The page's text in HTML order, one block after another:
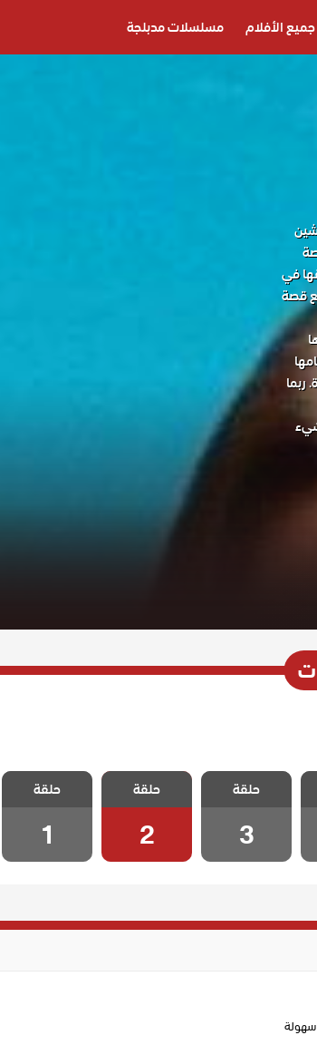
جميع الأفلام مسلسلات مدبلجة
في
عبر موقع قصة
مسلسل حب
محتمل الحلقة 3
حلقة
3
مسلسل حب
محتمل الحلقة 2
حلقة
2
مسلسل حب
محتمل الحلقة 1
حلقة
1
سهولة